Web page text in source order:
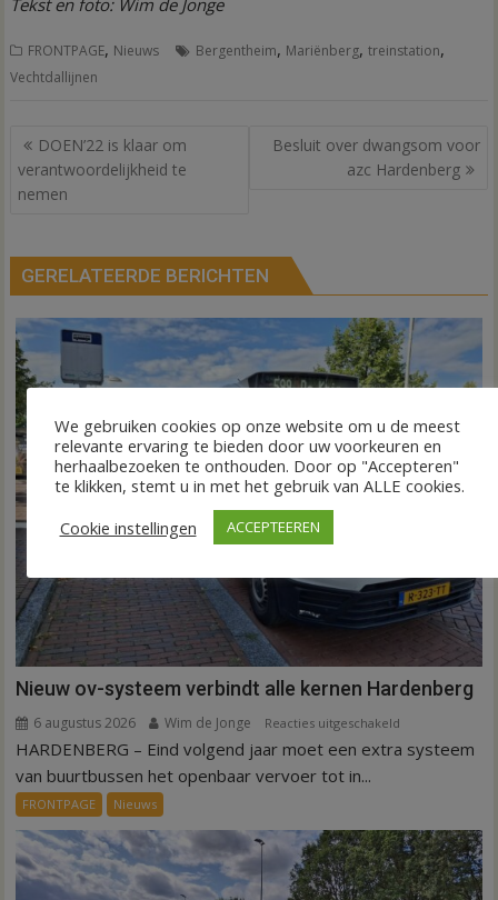
FRONTPAGE, Nieuws Bergentheim, Mariënberg,treinstation,
Vechtdallijnen
Bericht
navigatie
DOEN’22 is klaar om
verantwoordelijkheid te
nemen
Besluit over dwangsom voor
azc Hardenberg
GERELATEERDE BERICHTEN
Nieuw ov-systeem verbindt alle kernen Hardenberg
6 augustus 2026 Wim de Jonge Reacties uitgeschakeld
Nieuw
alle
kernen
Hardenberg
HARDENBERG – Eind volgend jaar moet een extra systeem
van buurtbussen het openbaar vervoer tot in...
FRONTPAGE Nieuws
We gebruiken cookies op onze website om u de meest
relevante ervaring te bieden door uw voorkeuren en
herhaalbezoeken te onthouden. Door op "Accepteren"
te klikken, stemt u in met het gebruik van ALLE cookies.
Cookie instellingen
ACCEPTEEREN